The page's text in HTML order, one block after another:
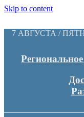
Skip to content
7 АВГУСТА /